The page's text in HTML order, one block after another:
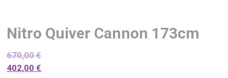
Nitro Quiver Cannon 173cm
670,00€
402,00€